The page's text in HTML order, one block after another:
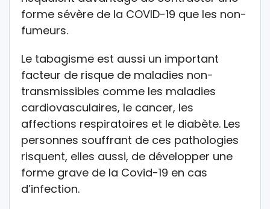
forme sévère de la COVID-19 que les non-
fumeurs.
Le tabagisme est aussi un important
facteur de risque de maladies non-
transmissibles comme les maladies
cardiovasculaires, le cancer, les
affections respiratoires et le diabète. Les
personnes souffrant de ces pathologies
risquent, elles aussi, de développer une
forme grave de la Covid-19 en cas
d’infection.